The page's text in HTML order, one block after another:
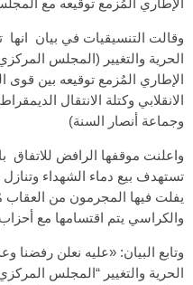
الإطاري المُزمع توقيعه مع
وقالت التنسيقيات في بيان انها
الحرية والتغيير (المجلس
الإطاري المُزمع توقيعه بين قوى
الانقلابي وكتلة الانتقال
وجماعة أنصار السنة)
واعلنت موقفها الرافض للاتفاق
تستهدف بيع دماء الشهداء
يفلت فيها المجرمون من
والكراسي يتم اقتسامها مع
وتابع البيان: «عليه نعلن رفضنا
الحرية والتغيير “المجلس